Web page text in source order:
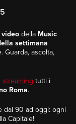
video della Music
settimana
Guarda, ascolta,
streaming tutti i
Roma.
dal 90 ad oggi: ogni
Capitale!